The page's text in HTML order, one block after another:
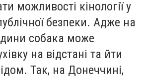
можливості кінології у
безпеки. Адже на
собака може
на відстані та йти
Так, на Донеччині,